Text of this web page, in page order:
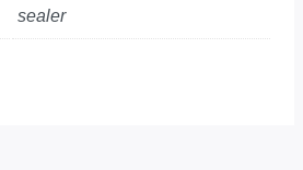
sealer